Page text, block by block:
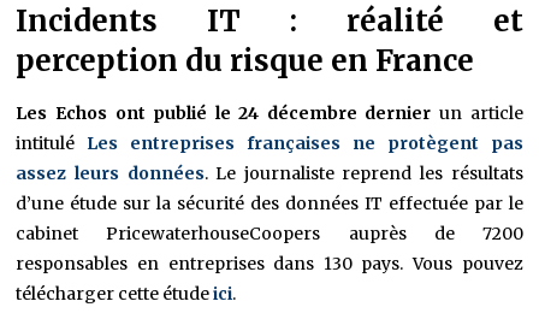
Incidents IT : réalité et
perception du risque en France
Les Echos ont publié le 24 décembre dernier un article
intitulé Les entreprises françaises ne protègent pas
assez leurs données. Le journaliste reprend les résultats
d’une étude sur la sécurité des données IT effectuée par le
cabinet PricewaterhouseCoopers auprès de 7200
responsables en entreprises dans 130 pays. Vous pouvez
télécharger cette étudeici.